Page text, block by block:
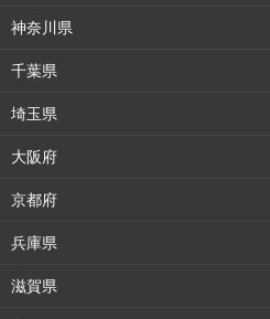
神奈川県
千葉県
埼玉県
大阪府
京都府
兵庫県
滋賀県